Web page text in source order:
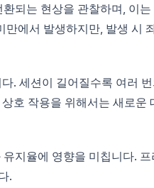
되는 현상을 관찰하며, 이는
에서 발생하지만, 발생 시
. 세션이 길어질수록 여러 번
호 작용을 위해서는 새로운
지율에 영향을 미칩니다. 프
.